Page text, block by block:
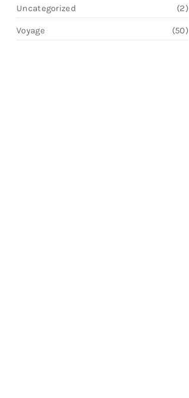
Uncategorized (2)
Voyage (50)